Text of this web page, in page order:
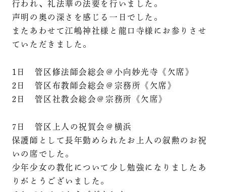
行われ、礼法華の法要を行いました。
声明の奥の深さを感じる一日でした。
またあわせて江嶋神社様と龍口寺様にお参りさせ
ていただきました。
1日 管区修法師会総会＠小向妙光寺《欠席》
2日 管区布教師会総会＠宗務所《欠席》
2日 管区社教会総会＠宗務所《欠席》
7日 管区上人の祝賀会＠横浜
保護師として長年勤められたお上人の叙勲のお祝
いの席でした。
少年少女の教化について少し勉強になりましたあ
りがとうございました。